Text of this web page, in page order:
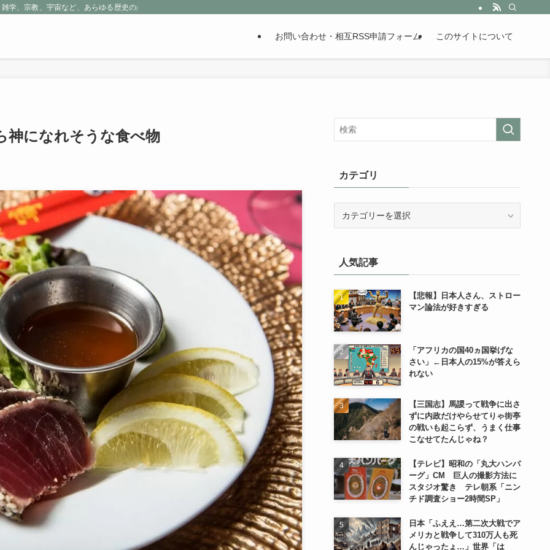
学、宗教、宇宙など、あらゆる歴史の産物に包まれる魅惑の世界を探求しよう。歴史が苦手な人も魅了するまとめサイトです。
お問い合わせ・相互RSS申請フォーム このサイトについて
神になれそうな食べ物
カテゴリ
人気記事
【悲報】日本人さん、ストロー
マン論法が好きすぎる
「アフリカの国40ヵ国挙げな
さい」←日本人の15%が答えら
れない
【三国志】馬謖って戦争に出さ
ずに内政だけやらせてりゃ街亭
の戦いも起こらず、うまく仕事
こなせてたんじゃね？
【テレビ】昭和の「丸大ハンバ
ーグ」CM 巨人の撮影方法に
スタジオ驚き テレ朝系「ニン
チド調査ショー2時間SP」
日本「ふええ…第二次大戦でア
メリカと戦争して310万人も死
んじゃったょ…」世界「は